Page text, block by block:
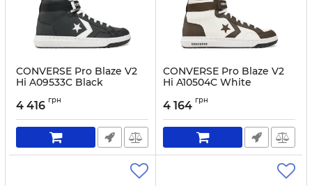
CONVERSE Pro Blaze V2
Hi A09533C Black
4 416 грн
CONVERSE Pro Blaze V2
Hi A10504C White
4 164 грн